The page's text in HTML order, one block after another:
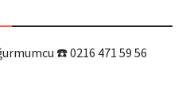
☎️ 0216 471 59 56